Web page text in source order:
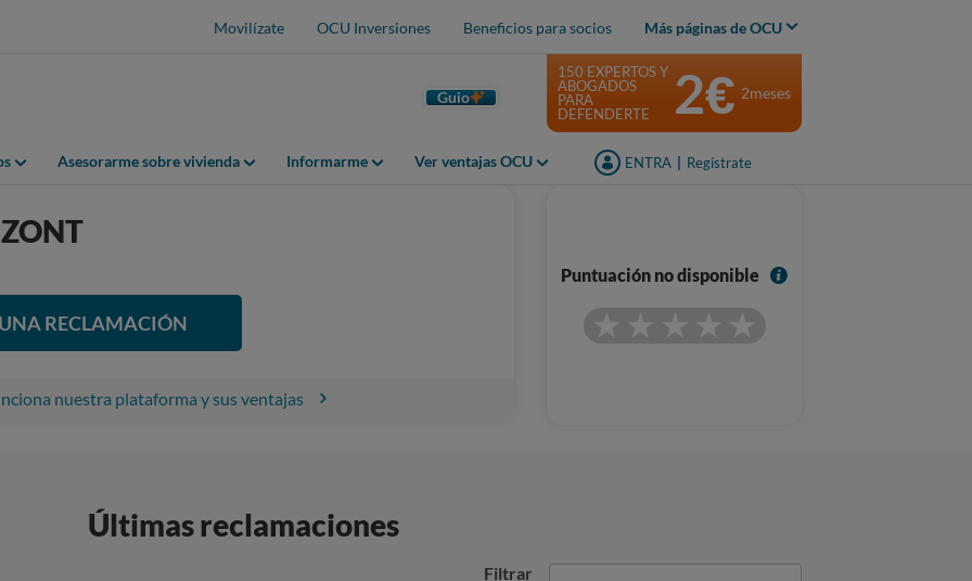
Movilízate OCU Inversiones Beneficios para socios Más páginas de OCU
Guio
Asesorarme sobre vivienda Informarme Ver ventajas OCU ENTRA Regístrate
150 EXPERTOS Y
ABOGADOS
PARA
DEFENDERTE
2€ 2meses
RECLAMACIÓN
nuestra plataforma y sus ventajas
Puntuación no disponible
I
Últimas reclamaciones
Filtrar